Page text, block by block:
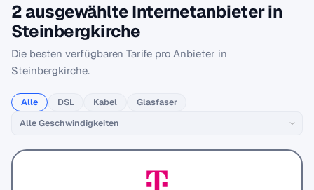
2 ausgewählte Internetanbieter in
Steinbergkirche
Die besten verfügbaren Tarife pro Anbieter in
Steinbergkirche.
Alle DSL Kabel Glasfaser